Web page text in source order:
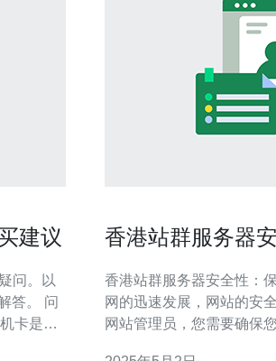
建议
问。以
。 问
卡是指
香港站群服务器
香港站群服务器安全性：保护
网的迅速发展，网站的安
网站管理员，您需要确保